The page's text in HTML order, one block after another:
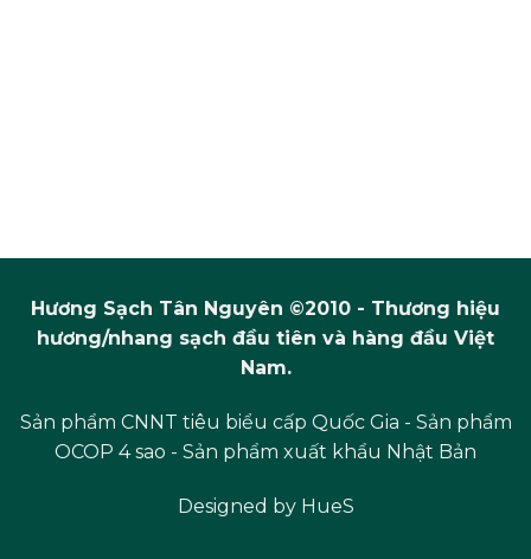
Hương Sạch Tân Nguyên ©2010 - Thương hiệu
hương/nhang sạch đầu tiên và hàng đầu Việt
Nam.
Sản phẩm CNNT tiêu biểu cấp Quốc Gia - Sản phẩm
OCOP 4 sao - Sản phẩm xuất khẩu Nhật Bản
Designed by HueS